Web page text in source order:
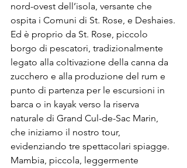
nord-ovest dell’isola, versante che
ospita i Comuni di St. Rose, e Deshaies.
Ed è proprio da St. Rose, piccolo
borgo di pescatori, tradizionalmente
legato alla coltivazione della canna da
zucchero e alla produzione del rum e
punto di partenza per le escursioni in
barca o in kayak verso la riserva
naturale di Grand Cul-de-Sac Marin,
che iniziamo il nostro tour,
evidenziando tre spettacolari spiagge.
Mambia, piccola, leggermente